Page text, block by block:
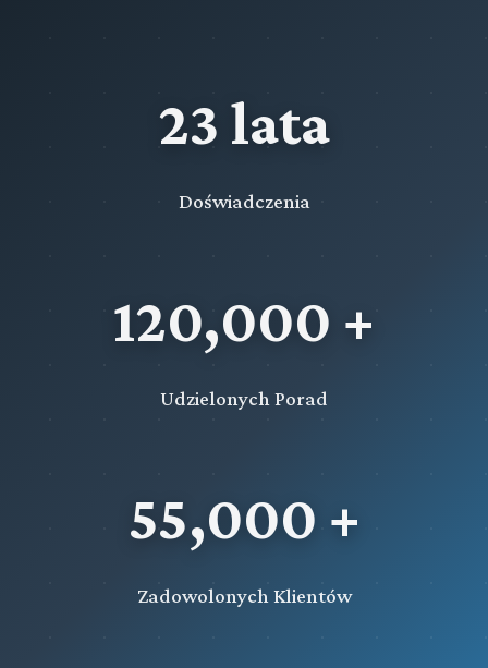
23 lata
Doświadczenia
120,000 +
Udzielonych Porad
55,000 +
Zadowolonych Klientów